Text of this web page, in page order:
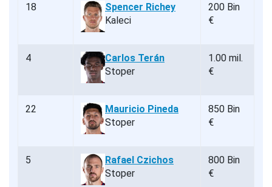
18
Spencer Richey
Kaleci
200 Bin
€
4
Carlos Terán
Stoper
1.00 mil.
€
22
Mauricio Pineda
Stoper
850 Bin
€
5
Rafael Czichos
Stoper
800 Bin
€